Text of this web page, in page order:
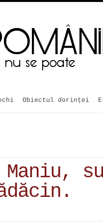
Obiectul dorinței